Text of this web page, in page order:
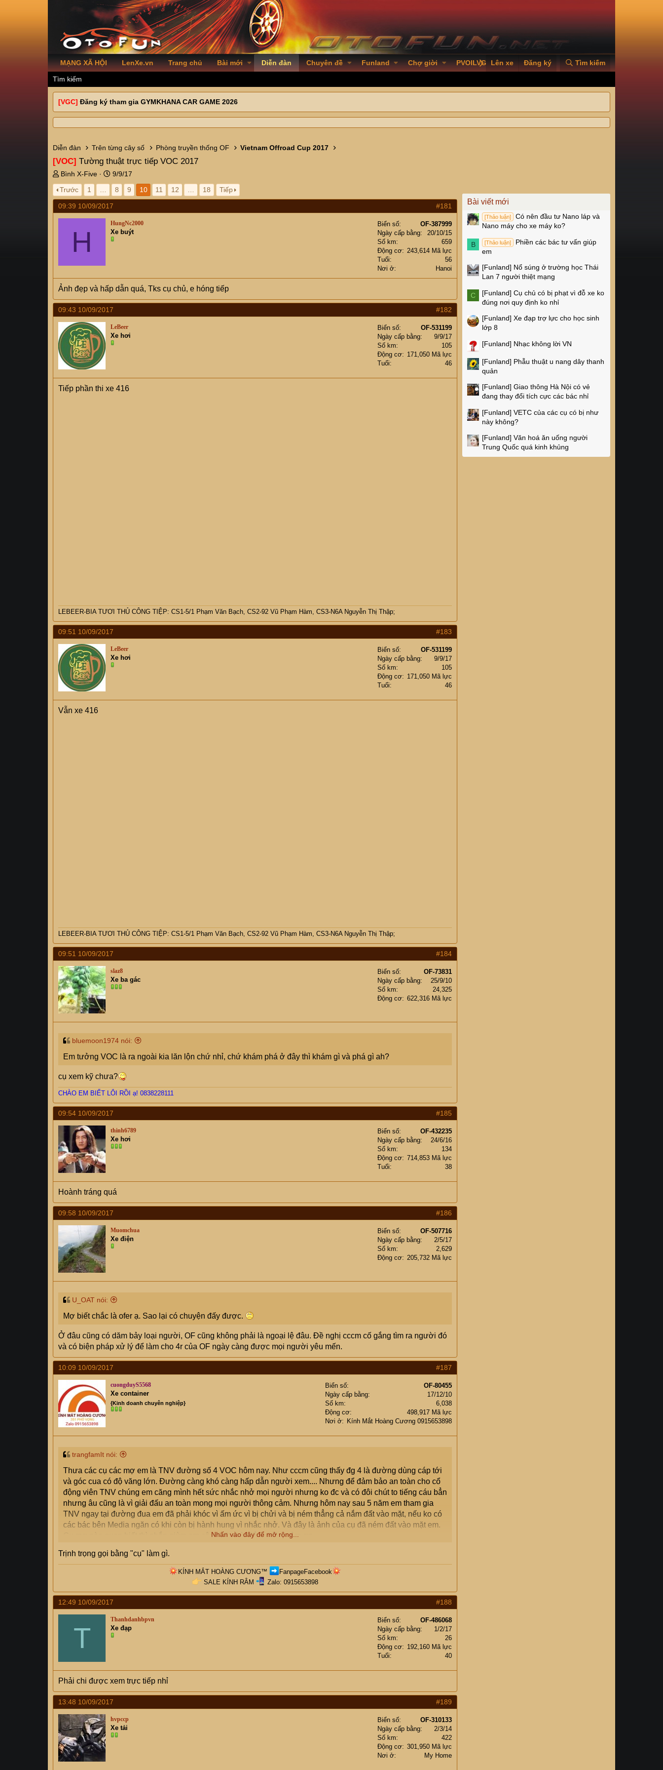
MẠNG XÃ HỘI LenXe.vn Trang chủ Bài mới Diễn đàn Chuyên đề Funland Chợ giời PVOILVGC2026
Lên xe Đăng ký Tìm kiếm
Tìm kiếm
[VGC] Đăng ký tham gia GYMKHANA CAR GAME 2026
Diễn đàn Trên từng cây số Phòng truyền thống OF Vietnam Offroad Cup 2017
[VOC] Tường thuật trực tiếp VOC 2017
T
h
r
e
a
d
t
e
r
Bình X-Five
N
g
à
y
ử
i
9/9/17
Trước
1 8 9 10 11 12 18 Tiếp
09:39 10/09/2017 #181
H
HungNc2000
Xe buýt
Biển số
OF-387999
Ngày cấp bằng
20/10/15
Số km
659
Động cơ
243,614 Mã lực
Tuổi
56
Nơi ở
Hanoi
Ảnh đẹp và hấp dẫn quá, Tks cụ chủ, e hóng tiếp
09:43 10/09/2017 #182
LeBeer
Xe hơi
Biển số
OF-531199
Ngày cấp bằng
9/9/17
Số km
105
Động cơ
171,050 Mã lực
Tuổi
46
Tiếp phần thi xe 416
LEBEER-BIA TƯƠI THỦ CÔNG TIỆP: CS1-5/1 Phạm Văn Bạch, CS2-92 Vũ Phạm Hàm, CS3-N6A Nguyễn Thị Thập;
09:51 10/09/2017 #183
LeBeer
Xe hơi
Biển số
OF-531199
Ngày cấp bằng
9/9/17
Số km
105
Động cơ
171,050 Mã lực
Tuổi
46
Vẫn xe 416
LEBEER-BIA TƯƠI THỦ CÔNG TIỆP: CS1-5/1 Phạm Văn Bạch, CS2-92 Vũ Phạm Hàm, CS3-N6A Nguyễn Thị Thập;
09:51 10/09/2017 #184
slaz8
Xe ba gác
Biển số
OF-73831
Ngày cấp bằng
25/9/10
Số km
24,325
Động cơ
622,316 Mã lực
bluemoon1974 nói:
Em tưởng VOC là ra ngoài kia lăn lộn chứ nhỉ, chứ khám phá ở đây thì khám gì và phá gì ah?
cụ xem kỹ chưa?
CHÀO EM BIẾT LỖI RỒI ạ! 0838228111
09:54 10/09/2017 #185
thinh6789
Xe hơi
Biển số
OF-432235
Ngày cấp bằng
24/6/16
Số km
134
Động cơ
714,853 Mã lực
Tuổi
38
Hoành tráng quá
09:58 10/09/2017 #186
Muomchua
Xe điện
Biển số
OF-507716
Ngày cấp bằng
2/5/17
Số km
2,629
Động cơ
205,732 Mã lực
U_OAT nói:
Mợ biết chắc là ofer ạ. Sao lại có chuyện đấy được.
Ở đâu cũng có dăm bảy loại người, OF cũng không phải là ngoại lệ đâu. Đề nghị cccm cố gắng tìm ra người đó
và có biện pháp xử lý để làm cho 4r của OF ngày càng được mọi người yêu mến.
10:09 10/09/2017 #187
cuongduyS5568
Xe container
{Kinh doanh chuyên nghiệp}
Biển số
OF-80455
Ngày cấp bằng
17/12/10
Số km
6,038
Động cơ
498,917 Mã lực
Nơi ở
Kính Mắt Hoàng Cương 0915653898
trangfamIt nói:
Thưa các cụ các mợ em là TNV đường số 4 VOC hôm nay. Như cccm cũng thấy đg 4 là đường dùng cáp tới
và góc cua có độ văng lớn. Đường càng khó càng hấp dẫn người xem.... Nhưng để đảm bảo an toàn cho cổ
động viên TNV chúng em căng mình hết sức nhắc nhở mọi người nhưng ko đc và có đôi chút to tiếng cáu bẳn
nhưng âu cũng là vì giải đấu an toàn mong mọi người thông cảm. Nhưng hôm nay sau 5 năm em tham gia
TNV ngay tại đường đua em đã phải khóc vì ấm ức vì bị chửi và bị ném thẳng cả nắm đất vào mặt, nếu ko có
các bác bên Media ngăn có khi còn bị hành hung vì nhắc nhở. Và đây là ảnh của cụ đã ném đất vào mặt em.
Cụ mợ nào quen biết thì nhắn giùm em câu: " Cụ hèn lắm. " Em cảm ơn.
Nhấn vào đây để mở rộng...
Trịnh trọng gọi bằng "cụ" làm gì.
KÍNH MẮT HOÀNG CƯƠNG™
FanpageFacebook
SALE KÍNH RÂM
Zalo: 0915653898​
12:49 10/09/2017 #188
T
Thanhdanhbpvn
Xe đạp
Biển số
OF-486068
Ngày cấp bằng
1/2/17
Số km
26
Động cơ
192,160 Mã lực
Tuổi
40
Phải chi được xem trực tiếp nhỉ
13:48 10/09/2017 #189
hvpccp
Xe tải
Biển số
OF-310133
Ngày cấp bằng
2/3/14
Số km
422
Động cơ
301,950 Mã lực
Nơi ở
My Home
Bài viết mới
[Thảo luận]
Có nên đầu tư Nano láp và
Nano máy cho xe máy ko?
B [Thảo luận]
Phiền các bác tư vấn giúp
em
[Funland] Nổ súng ở trường học Thái
Lan 7 người thiệt mạng
C [Funland] Cụ chủ có bị phạt vì đỗ xe ko
đúng nơi quy định ko nhỉ
[Funland] Xe đạp trợ lực cho học sinh
lớp 8
[Funland] Nhạc không lời VN
[Funland] Phẫu thuật u nang dây thanh
quản
[Funland] Giao thông Hà Nội có vẻ
đang thay đổi tích cực các bác nhỉ
[Funland] VETC của các cụ có bị như
này không?
[Funland] Văn hoá ăn uống người
Trung Quốc quá kinh khủng